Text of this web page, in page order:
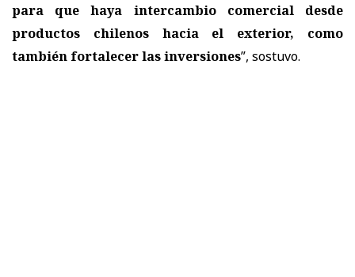
para que haya intercambio comercial desde
productos chilenos hacia el exterior, como
también fortalecer las inversiones”, sostuvo.